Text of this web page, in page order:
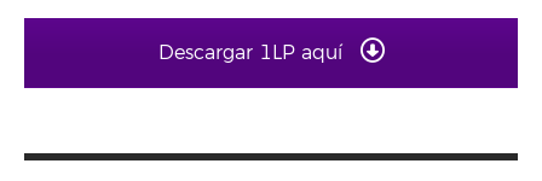
Descargar 1LP aquí